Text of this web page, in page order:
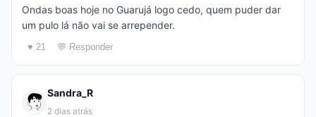
Ondas boas hoje no Guarujá logo cedo, quem puder dar
um pulo lá não vai se arrepender.
♥ 21 💬 Responder
Sandra_R
2 dias atrás